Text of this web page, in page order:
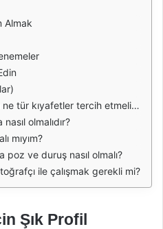
Almak
tür kıyafetler tercih etmeliyim?
olmalıdır?
mıyım?
poz ve duruş nasıl olmalı?
ile çalışmak gerekli mi?
Şık Profil